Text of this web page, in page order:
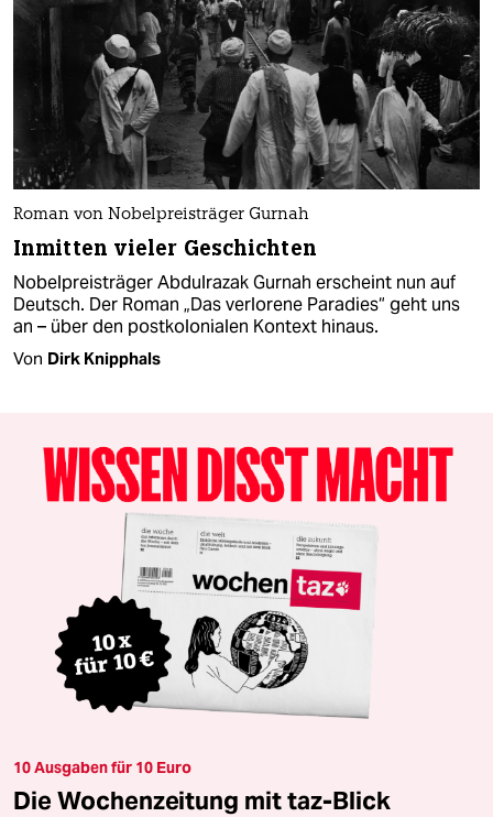
Roman von Nobelpreisträger Gurnah
Inmitten vieler Geschichten
Nobelpreisträger Abdulrazak Gurnah erscheint nun auf
Deutsch. Der Roman „Das verlorene Paradies“ geht uns
an – über den postkolonialen Kontext hinaus.
Von Dirk Knipphals
10 Ausgaben für 10 Euro
Die Wochenzeitung mit taz-Blick